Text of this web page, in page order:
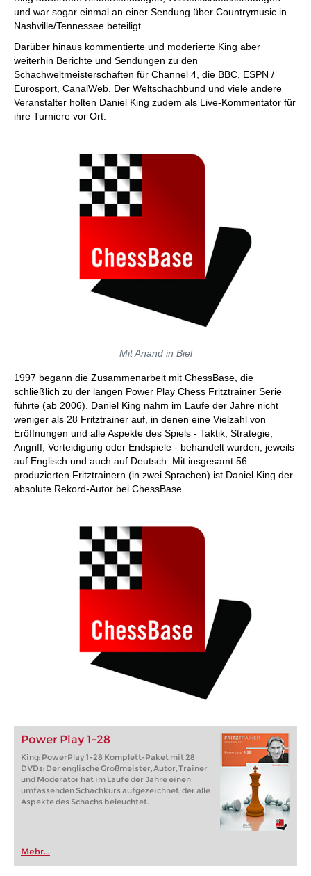
und war sogar einmal an einer Sendung über Countrymusic in
Nashville/Tennessee beteiligt.
Darüber hinaus kommentierte und moderierte King aber
weiterhin Berichte und Sendungen zu den
Schachweltmeisterschaften für Channel 4, die BBC, ESPN /
Eurosport, CanalWeb. Der Weltschachbund und viele andere
Veranstalter holten Daniel King zudem als Live-Kommentator für
ihre Turniere vor Ort.
Mit Anand in Biel
1997 begann die Zusammenarbeit mit ChessBase, die
schließlich zu der langen Power Play Chess Fritztrainer Serie
führte (ab 2006). Daniel King nahm im Laufe der Jahre nicht
weniger als 28 Fritztrainer auf, in denen eine Vielzahl von
Eröffnungen und alle Aspekte des Spiels - Taktik, Strategie,
Angriff, Verteidigung oder Endspiele - behandelt wurden, jeweils
auf Englisch und auch auf Deutsch. Mit insgesamt 56
produzierten Fritztrainern (in zwei Sprachen) ist Daniel King der
absolute Rekord-Autor bei ChessBase.
Power Play 1-28
King: PowerPlay 1-28 Komplett-Paket mit 28
DVDs: Der englische Großmeister, Autor, Trainer
und Moderator hat im Laufe der Jahre einen
umfassenden Schachkurs aufgezeichnet, der alle
Aspekte des Schachs beleuchtet.
Mehr...